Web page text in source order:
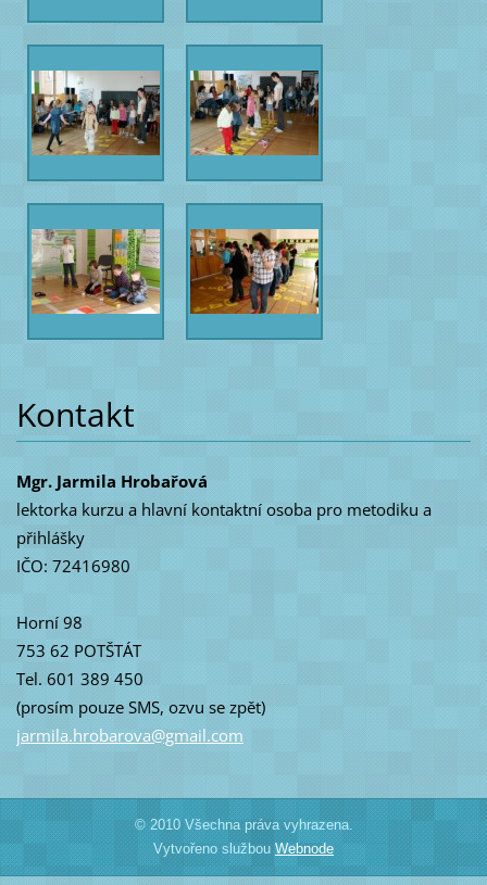
Kontakt
Mgr. Jarmila Hrobařová
lektorka kurzu a hlavní kontaktní osoba pro metodiku a
přihlášky
IČO: 72416980
Horní 98
753 62 POTŠTÁT
Tel. 601 389 450
(prosím pouze SMS, ozvu se zpět)
jarmila.hrobarova@gmail.com
© 2010 Všechna práva vyhrazena.
Vytvořeno službou Webnode